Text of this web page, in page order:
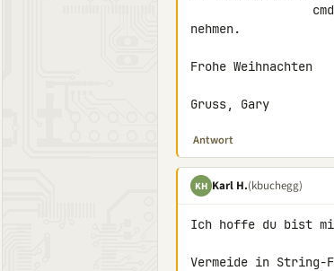
nehmen.
Frohe Weihnachten
Gruss, Gary
Antwort
KH Karl H.(kbuchegg)
Ich hoffe du bist
Vermeide in